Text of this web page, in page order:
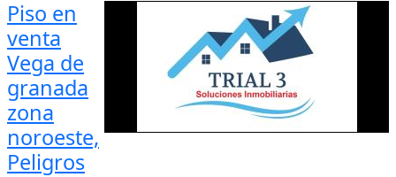
Piso en
venta
Vega de
granada
zona
noroeste,
Peligros